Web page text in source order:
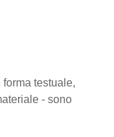
testuale,
- sono